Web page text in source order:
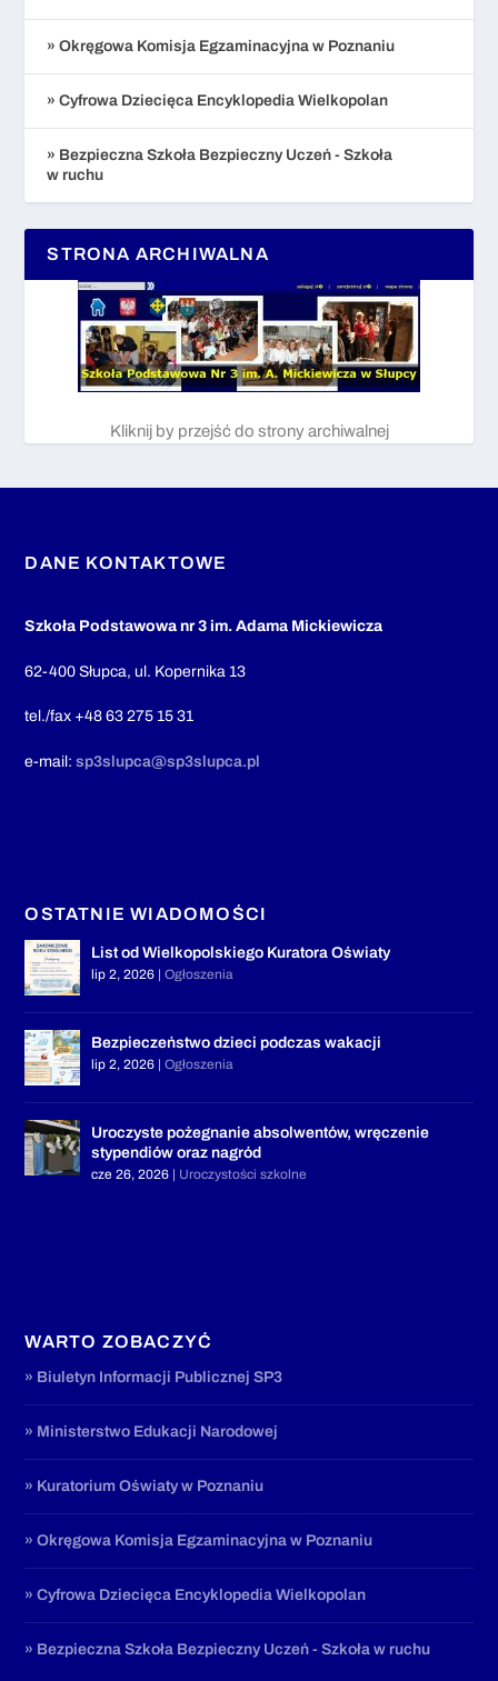
» Okręgowa Komisja Egzaminacyjna w Poznaniu
» Cyfrowa Dziecięca Encyklopedia Wielkopolan
» Bezpieczna Szkoła Bezpieczny Uczeń - Szkoła
w ruchu
STRONA ARCHIWALNA
Kliknij by przejść do strony archiwalnej
DANE KONTAKTOWE
Szkoła Podstawowa nr 3 im. Adama Mickiewicza
62-400 Słupca, ul. Kopernika 13
tel./fax +48 63 275 15 31
e-mail:sp3slupca@sp3slupca.pl
OSTATNIE WIADOMOŚCI
List od Wielkopolskiego Kuratora Oświaty
lip 2, 2026 |Ogłoszenia
Bezpieczeństwo dzieci podczas wakacji
lip 2, 2026 |Ogłoszenia
Uroczyste pożegnanie absolwentów, wręczenie
stypendiów oraz nagród
cze 26, 2026 | Uroczystości szkolne
WARTO ZOBACZYĆ
» Biuletyn Informacji Publicznej SP3
» Ministerstwo Edukacji Narodowej
» Kuratorium Oświaty w Poznaniu
» Okręgowa Komisja Egzaminacyjna w Poznaniu
» Cyfrowa Dziecięca Encyklopedia Wielkopolan
» Bezpieczna Szkoła Bezpieczny Uczeń - Szkoła w ruchu